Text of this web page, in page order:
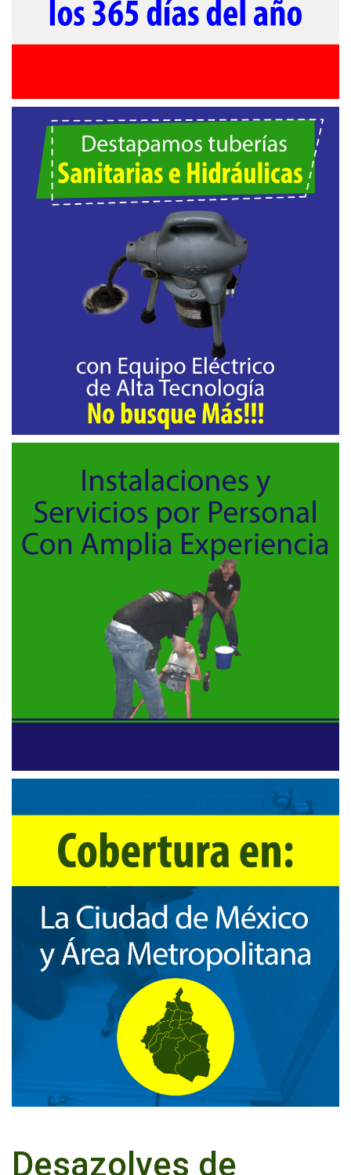
Desazolves de